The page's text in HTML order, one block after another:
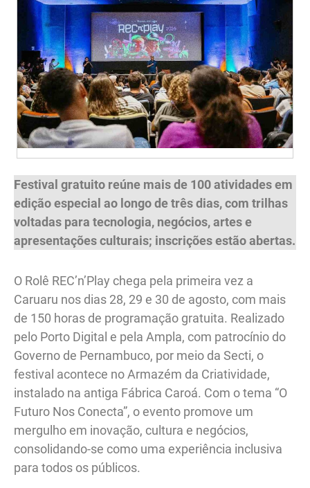
Festival gratuito reúne mais de 100 atividades em
edição especial ao longo de três dias, com trilhas
voltadas para tecnologia, negócios, artes e
apresentações culturais; inscrições estão abertas.
O Rolê REC’n’Play chega pela primeira vez a
Caruaru nos dias 28, 29 e 30 de agosto, com mais
de 150 horas de programação gratuita. Realizado
pelo Porto Digital e pela Ampla, com patrocínio do
Governo de Pernambuco, por meio da Secti, o
festival acontece no Armazém da Criatividade,
instalado na antiga Fábrica Caroá. Com o tema “O
Futuro Nos Conecta”, o evento promove um
mergulho em inovação, cultura e negócios,
consolidando-se como uma experiência inclusiva
para todos os públicos.